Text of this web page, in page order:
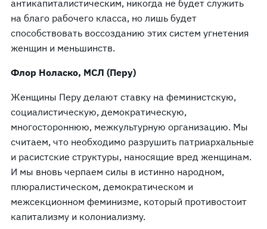
антикапиталистическим, никогда не будет служить
на благо рабочего класса, но лишь будет
способствовать воссозданию этих систем угнетения
женщин и меньшинств.
Флор Ноласко, МСЛ (Перу)
Женщины Перу делают ставку на феминистскую,
социалистическую, демократическую,
многостороннюю, межкультурную организацию. Мы
считаем, что необходимо разрушить патриархальные
и расистские структуры, наносящие вред женщинам.
И мы вновь черпаем силы в истинно народном,
плюралистическом, демократическом и
межсекционном феминизме, который противостоит
капитализму и колониализму.